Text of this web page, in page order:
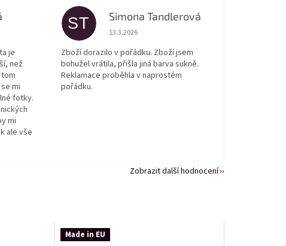
Made in EU
je 5 z 5 hvězdiček.
je
než
mi
fotky.
mi
ale vše
ST Simona Tandlerová
Hodnocení obchodu je 5 z 5 hvězdiček.
13.3.2026
Zboží dorazilo v pořádku. Zboží jsem
bohužel vrátila, přišla jiná barva sukně.
Reklamace proběhla v naprostém
pořádku.
Zobrazit další hodnocení